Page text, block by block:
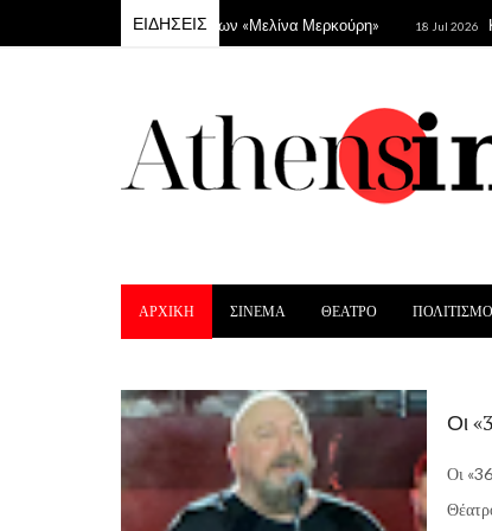
ΕΙΔΗΣΕΙΣ
στο Θέατρο Βράχων «Μελίνα Μερκούρη» 18 Jul 2026
ΑΡΧΙΚΗ ΣΙΝΕΜΑ ΘΕΑΤΡΟ
Οι
Οι